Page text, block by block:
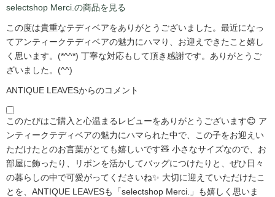
selectshop Merci.の商品を見る
この度は貴重なテディベアをありがとうございました。最近になっ
てアンティークテディベアの魅力にハマり、お迎えできたこと嬉し
く思います。(*^^*) 丁寧な対応もして頂き感謝です。ありがとうご
ざいました。(^^)
ANTIQUE LEAVESからのコメント
このたびはご購入と心温まるレビューをありがとうございます😊 ア
ンティークテディベアの魅力にハマられた中で、この子をお迎えい
ただけたとのお言葉がとても嬉しいです🧸 小さなサイズなので、お
部屋に飾ったり、リボンを活かしてバッグにつけたりと、ぜひ日々
の暮らしの中で可愛がってくださいね✨ 大切に迎えていただけたこ
とを、ANTIQUE LEAVESも「selectshop Merci.」も嬉しく思いま